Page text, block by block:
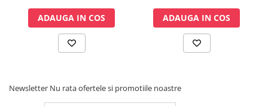
Masurare
Cantare
Taliometre / Pediometre
Prim ajutor, urgenta & reanimare
ADAUGA IN COS ADAUGA IN COS
Newsletter Nu rata ofertele si promotiile noastre